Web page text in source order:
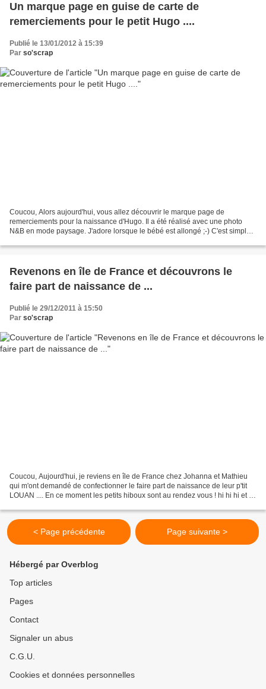
Un marque page en guise de carte de
remerciements pour le petit Hugo ....
Publié le 13/01/2012 à 15:39
Par so'scrap
Coucou, Alors aujourd'hui, vous allez découvrir le marque page de
remerciements pour la naissance d'Hugo. Il a été réalisé avec une photo
N&B en mode paysage. J'adore lorsque le bébé est allongé ;-) C'est simple
Revenons en île de France et découvrons le
faire part de naissance de ...
Publié le 29/12/2011 à 15:50
Par so'scrap
Coucou, Aujourd'hui, je reviens en île de France chez Johanna et Mathieu
qui m'ont demandé de confectionner le faire part de naissance de leur p'tit
LOUAN .... En ce moment les petits hiboux sont au rendez vous ! hi hi hi et ça
< Page précédente Page suivante >
Hébergé par Overblog
Top articles
Pages
Contact
Signaler un abus
C.G.U.
Cookies et données personnelles